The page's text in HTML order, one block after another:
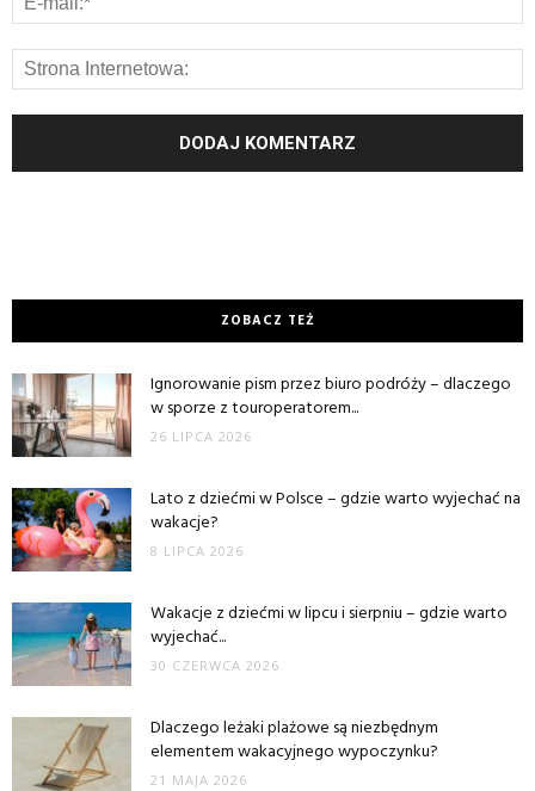
ZOBACZ TEŻ
Ignorowanie pism przez biuro podróży – dlaczego
w sporze z touroperatorem...
26 LIPCA 2026
Lato z dziećmi w Polsce – gdzie warto wyjechać na
wakacje?
8 LIPCA 2026
Wakacje z dziećmi w lipcu i sierpniu – gdzie warto
wyjechać...
30 CZERWCA 2026
Dlaczego leżaki plażowe są niezbędnym
elementem wakacyjnego wypoczynku?
21 MAJA 2026